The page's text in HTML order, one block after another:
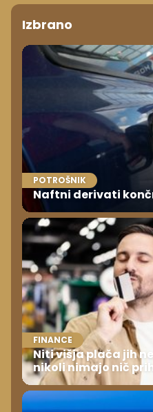
Izbrano
POTROŠNIK
Naftni derivati
FINANCE
Niti višja plača jih
nikoli nimajo nič